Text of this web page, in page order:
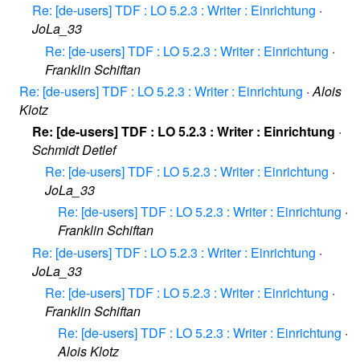
Re: [de-users] TDF : LO 5.2.3 : Writer : Einrichtung ·
JoLa_33
Re: [de-users] TDF : LO 5.2.3 : Writer : Einrichtung ·
Franklin Schiftan
Re: [de-users] TDF : LO 5.2.3 : Writer : Einrichtung ·Alois
Klotz
Re: [de-users] TDF : LO 5.2.3 : Writer : Einrichtung ·
Schmidt Detlef
Re: [de-users] TDF : LO 5.2.3 : Writer : Einrichtung ·
JoLa_33
Re: [de-users] TDF : LO 5.2.3 : Writer : Einrichtung ·
Franklin Schiftan
Re: [de-users] TDF : LO 5.2.3 : Writer : Einrichtung ·
JoLa_33
Re: [de-users] TDF : LO 5.2.3 : Writer : Einrichtung ·
Franklin Schiftan
Re: [de-users] TDF : LO 5.2.3 : Writer : Einrichtung ·
Alois Klotz